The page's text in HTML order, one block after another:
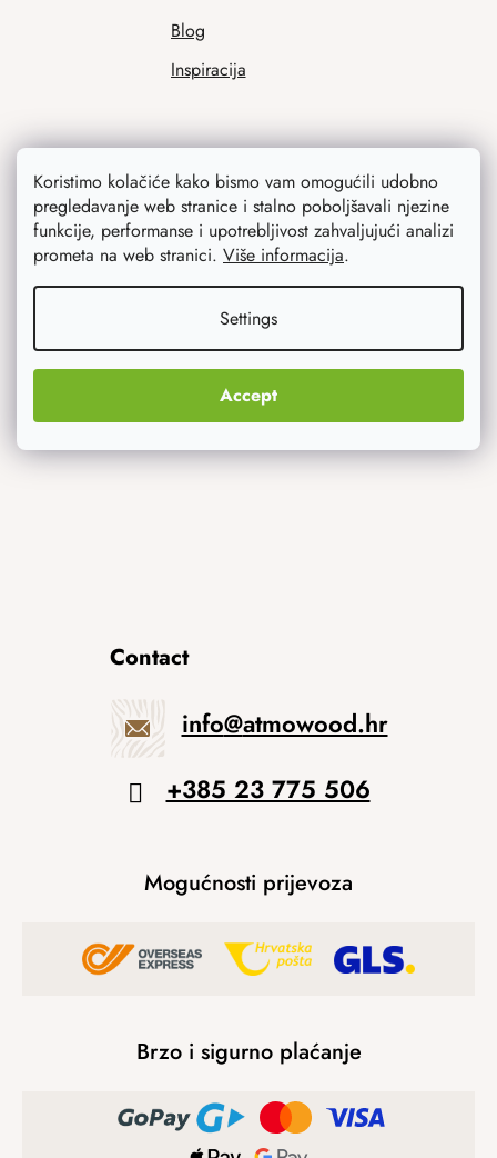
Koristimo kolačiće kako bismo vam omogućili udobno
pregledavanje web stranice i stalno poboljšavali njezine
funkcije, performanse i upotrebljivost zahvaljujući analizi
prometa na web stranici. Više informacija.
Settings
Accept
Blog
Inspiracija
Ono što vas najviše zanima
Noviteti
Originalni pokloni
Contact
info@atmowood.hr
+385 23 775 506
Mogućnosti prijevoza
Brzo i sigurno plaćanje